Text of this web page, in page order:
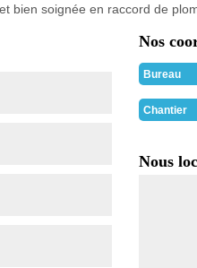
bien soignée en raccord de
Nos
Bureau
Chantier
Nous